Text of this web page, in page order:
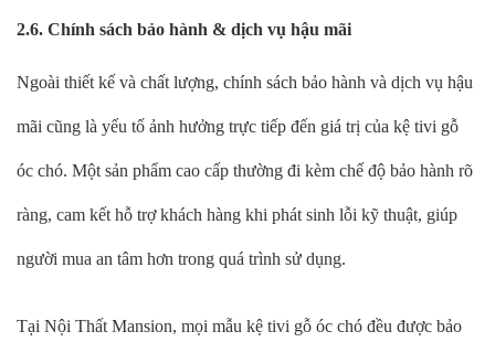
2.6. Chính sách bảo hành & dịch vụ hậu mãi
Ngoài thiết kế và chất lượng, chính sách bảo hành và dịch vụ hậu
mãi cũng là yếu tố ảnh hưởng trực tiếp đến giá trị của kệ tivi gỗ
óc chó. Một sản phẩm cao cấp thường đi kèm chế độ bảo hành rõ
ràng, cam kết hỗ trợ khách hàng khi phát sinh lỗi kỹ thuật, giúp
người mua an tâm hơn trong quá trình sử dụng.
Tại Nội Thất Mansion, mọi mẫu kệ tivi gỗ óc chó đều được bảo